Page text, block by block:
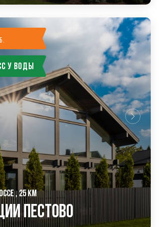
у воды
, 25 КМ
ПЕСТОВО